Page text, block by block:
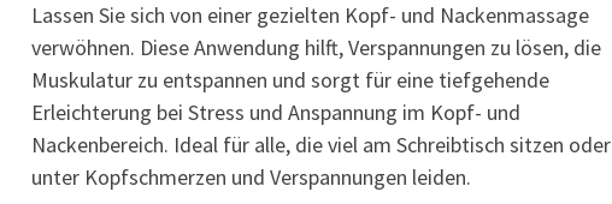
Lassen Sie sich von einer gezielten Kopf- und Nackenmassage
verwöhnen. Diese Anwendung hilft, Verspannungen zu lösen, die
Muskulatur zu entspannen und sorgt für eine tiefgehende
Erleichterung bei Stress und Anspannung im Kopf- und
Nackenbereich. Ideal für alle, die viel am Schreibtisch sitzen oder
unter Kopfschmerzen und Verspannungen leiden.